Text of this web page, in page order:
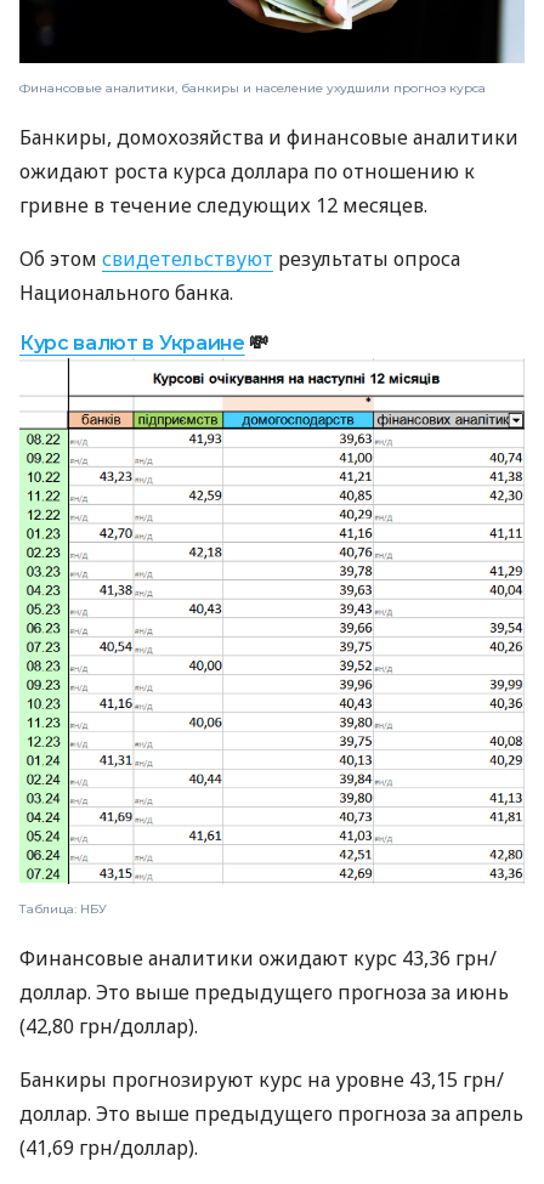
Финансовые аналитики, банкиры и население ухудшили прогноз курса
Банкиры, домохозяйства и финансовые аналитики
ожидают роста курса доллара по отношению к
гривне в течение следующих 12 месяцев.
Об этом свидетельствуют результаты опроса
Национального банка.
Курс валют в Украине 💸
Таблица: НБУ
Финансовые аналитики ожидают курс 43,36 грн/
доллар. Это выше предыдущего прогноза за июнь
(42,80 грн/доллар).
Банкиры прогнозируют курс на уровне 43,15 грн/
доллар. Это выше предыдущего прогноза за апрель
(41,69 грн/доллар).